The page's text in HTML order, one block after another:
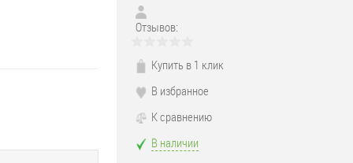
Отзывов:
Купить в 1 клик
В избранное
К сравнению
В наличии